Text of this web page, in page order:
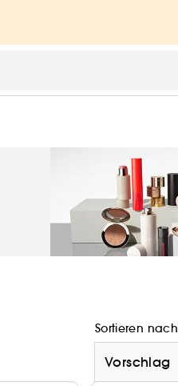
Sortieren nach
Vorschlag